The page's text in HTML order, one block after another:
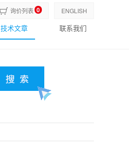
ENGLISH
询价列表 0
技术文章 联系我们